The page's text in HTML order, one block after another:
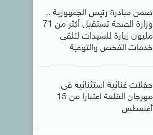
ضمن مبادرة رئيس الجمهورية ..
وزارة الصحة تستقبل أكثر من 71
مليون زيارة للسيدات لتلقى
خدمات الفحص والتوعية
حفلات غنائية استثنائية فى
مهرجان القلعة اعتبارا من 15
أغسطس